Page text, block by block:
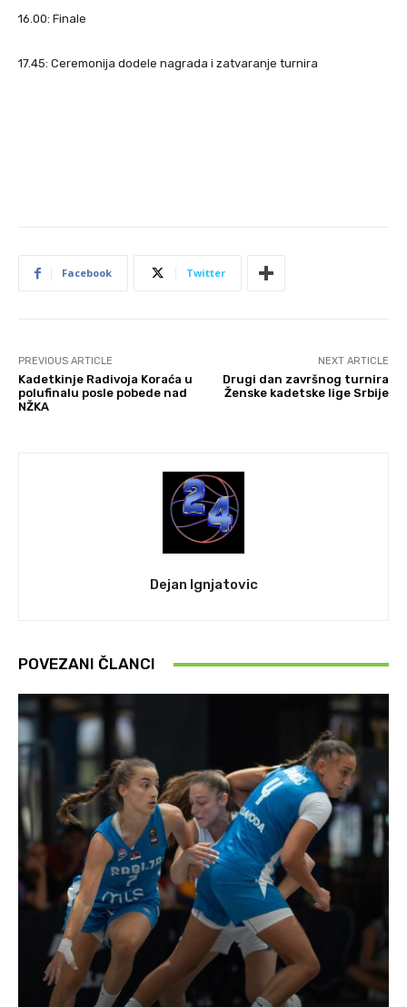
16.00: Finale
17.45: Ceremonija dodele nagrada i zatvaranje turnira
Facebook Twitter
PREVIOUS ARTICLE
Kadetkinje Radivoja Koraća u
polufinalu posle pobede nad
NŽKA
NEXT ARTICLE
Drugi dan završnog turnira
Ženske kadetske lige Srbije
Dejan Ignjatovic
POVEZANI ČLANCI